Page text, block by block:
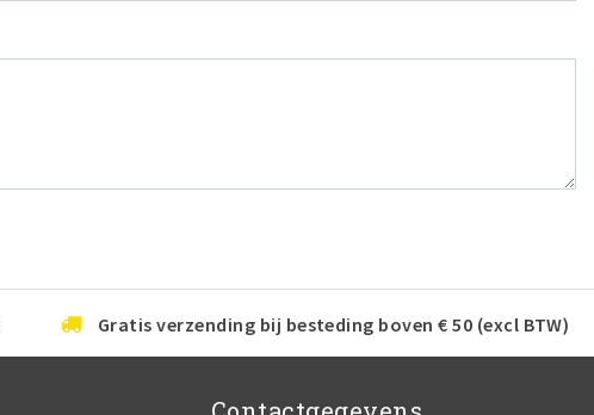
Gratis verzending bij besteding boven € 50 (excl BTW)